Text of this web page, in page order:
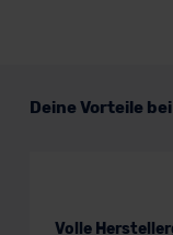
Verkauf
Deine Vorteile
Volle